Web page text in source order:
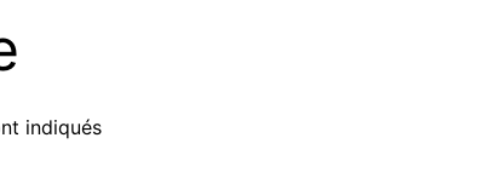
indiqués